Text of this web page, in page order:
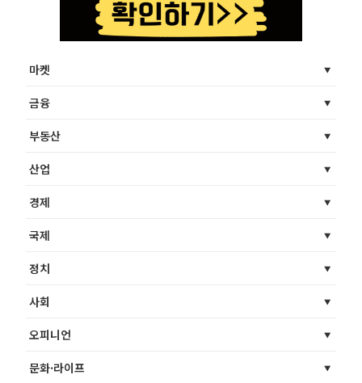
마켓
금융
부동산
산업
경제
국제
정치
사회
오피니언
문화·라이프